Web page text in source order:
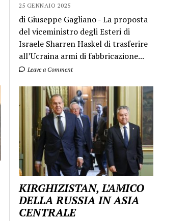
25 GENNAIO 2025
di Giuseppe Gagliano - La proposta
del viceministro degli Esteri di
Israele Sharren Haskel di trasferire
all’Ucraina armi di fabbricazione...
Leave a Comment
KIRGHIZISTAN, L’AMICO
DELLA RUSSIA IN ASIA
CENTRALE